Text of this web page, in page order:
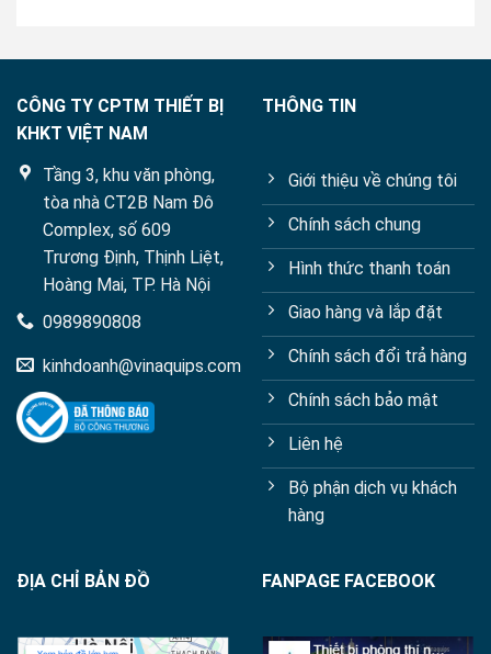
CÔNG TY CPTM THIẾT BỊ
KHKT VIỆT NAM
Tầng 3, khu văn phòng,
tòa nhà CT2B Nam Đô
Complex, số 609
Trương Định, Thịnh Liệt,
Hoàng Mai, TP. Hà Nội
0989890808
kinhdoanh@vinaquips.com
THÔNG TIN
Giới thiệu về chúng tôi
Chính sách chung
Hình thức thanh toán
Giao hàng và lắp đặt
Chính sách đổi trả hàng
Chính sách bảo mật
Liên hệ
Bộ phận dịch vụ khách
hàng
ĐỊA CHỈ BẢN ĐỒ FANPAGE FACEBOOK